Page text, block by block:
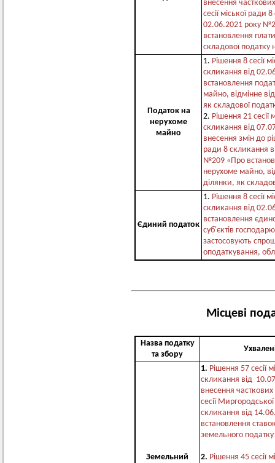
внесення
сесії міської ради
02.06.2021 року
встановлення
складової податку
Податок на
нерухоме
майно
1. Рішення 8 сесії
скликання від
встановлення
майно, відмінне
як складової
2. Рішення 21 сесії
скликання від
внесення змін до
ради 8 скликання
№209 «Про
нерухоме майно,
ділянки, як
Єдиний податок
1. Рішення 8 сесії
скликання від
встановлення
суб'єктів
застосовують
оподаткування,
Місцеві
Назва податку
та збору
Земельний
1. Рішення 57 сесії
скликання від
внесення
сесії
скликання від
встановлення
земельного
2. Рішення 45 сесії